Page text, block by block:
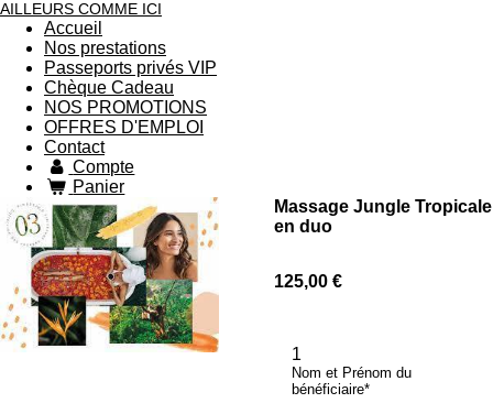
AILLEURS COMME ICI
Accueil
Nos prestations
Passeports privés VIP
Chèque Cadeau
NOS PROMOTIONS
OFFRES D'EMPLOI
Contact
Compte
Panier
Massage Jungle Tropicale
en duo
125,00 €
1
Nom et Prénom du
bénéficiaire*